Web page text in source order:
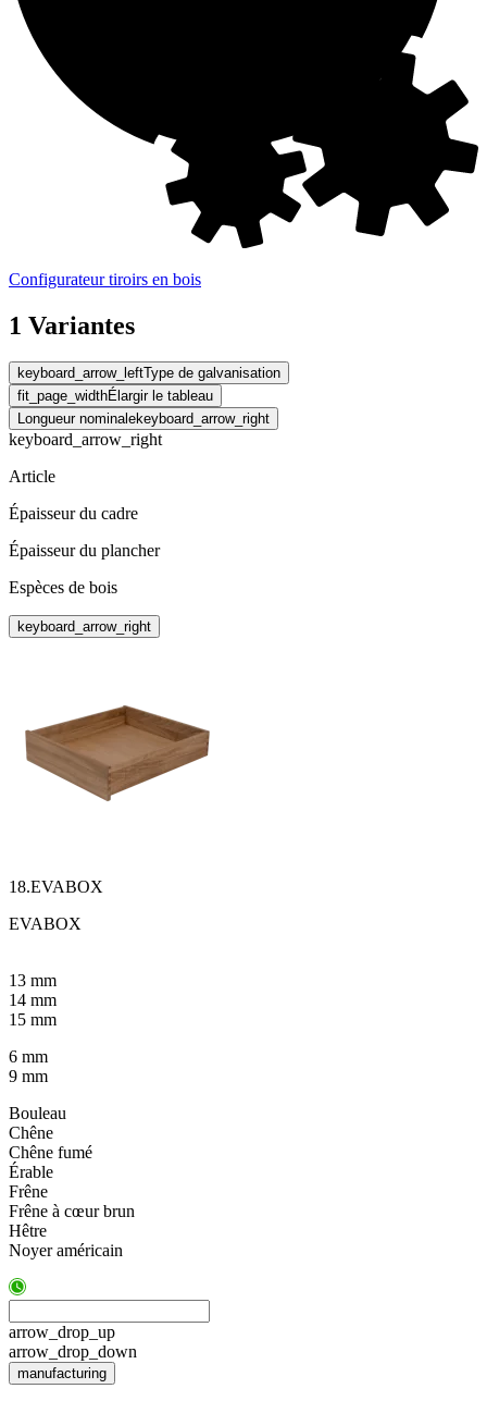
Configurateur tiroirs en bois
1 Variantes
keyboard_arrow_leftType de galvanisation
fit_page_widthÉlargir le tableau
Longueur nominalekeyboard_arrow_right
keyboard_arrow_right
Article
Épaisseur du cadre
Épaisseur du plancher
Espèces de bois
keyboard_arrow_right
18.EVABOX
EVABOX
13 mm
14 mm
15 mm
6 mm
9 mm
Bouleau
Chêne
Chêne fumé
Érable
Frêne
Frêne à cœur brun
Hêtre
Noyer américain
arrow_drop_up
arrow_drop_down
manufacturing